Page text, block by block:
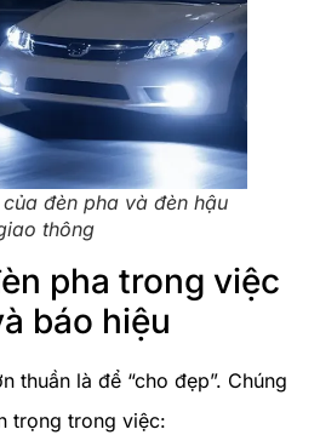
đèn pha và đèn hậu
thông
pha trong việc
báo hiệu
thuần là để “cho đẹp”. Chúng
trọng trong việc: